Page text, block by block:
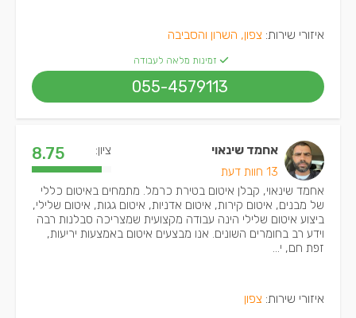
איזורי שירות: צפון, השרון והסביבה
זמינות מלאה לעבודה
055-4579113
אחמד שינאוי
13 חוות דעת
ציון: 8.75
אחמד שינאוי, קבלן איטום בטירת כרמל. מתמחים באיטום כללי
של מבנים, איטום קירות, איטום אדניות, איטום גגות, איטום שלילי,
ביצוע איטום שלילי הינה עבודה מקצועית שמצריכה סבלנות רבה
וידע רב בחומרים השונים. אנו מבצעים איטום באמצעות יריעות,
זפת חם, י...
איזורי שירות: צפון